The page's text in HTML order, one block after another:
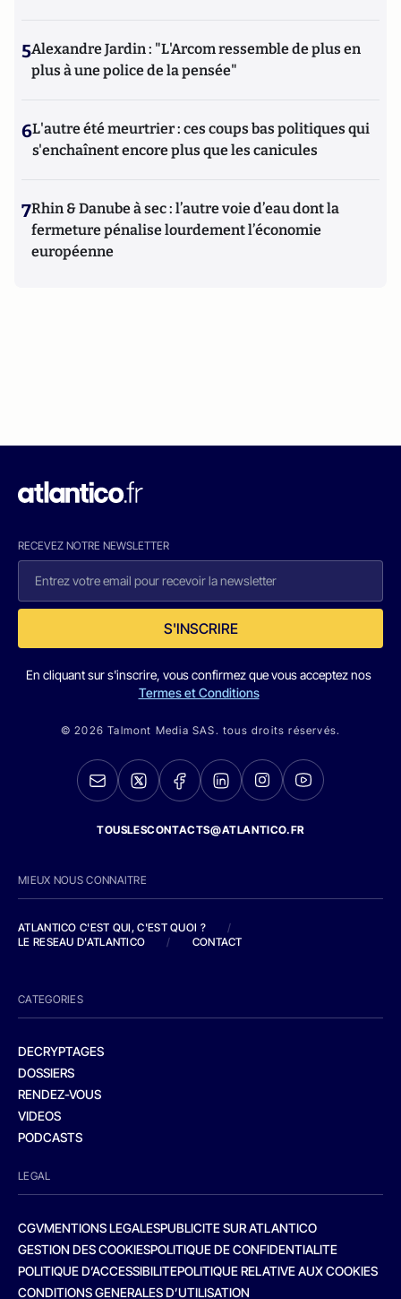
5Alexandre Jardin : "L'Arcom ressemble de plus en
plus à une police de la pensée"
6L'autre été meurtrier : ces coups bas politiques qui
s'enchaînent encore plus que les canicules
7Rhin & Danube à sec : l’autre voie d’eau dont la
fermeture pénalise lourdement l’économie
européenne
RECEVEZ NOTRE NEWSLETTER
S'INSCRIRE
En cliquant sur s'inscrire, vous confirmez que vous acceptez nos
Termes et Conditions
© 2026 Talmont Media SAS. tous droits réservés.
TOUSLESCONTACTS@ATLANTICO.FR
MIEUX NOUS CONNAITRE
ATLANTICO C'EST QUI, C'EST QUOI ?
/
LE RESEAU D'ATLANTICO
/ CONTACT
CATEGORIES
DECRYPTAGES
DOSSIERS
RENDEZ-VOUS
VIDEOS
PODCASTS
LEGAL
CGVMENTIONS LEGALESPUBLICITE SUR ATLANTICO
GESTION DES COOKIESPOLITIQUE DE CONFIDENTIALITE
POLITIQUE D’ACCESSIBILITEPOLITIQUE RELATIVE AUX COOKIES
CONDITIONS GENERALES D’UTILISATION